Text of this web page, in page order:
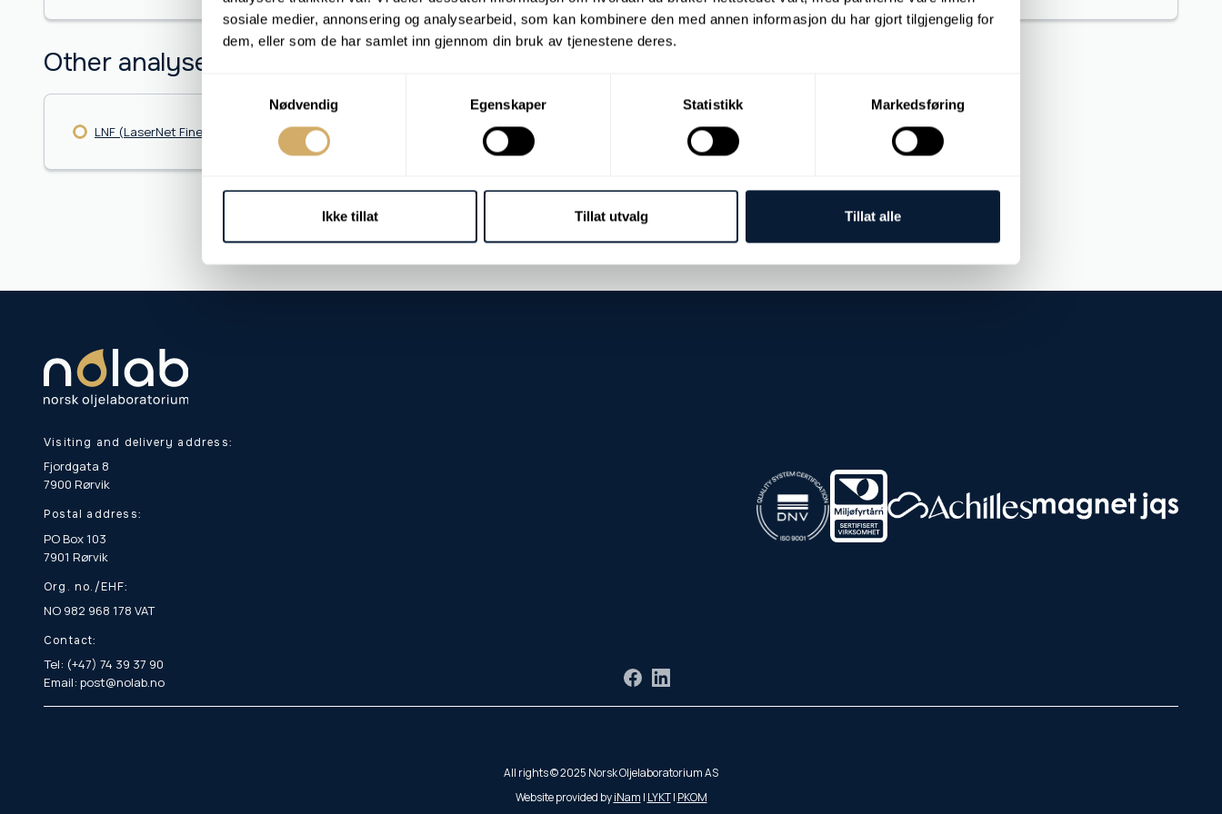
sosiale medier, annonsering og analysearbeid, som kan kombinere den med annen informasjon du har gjort tilgjengelig for
dem, eller som de har samlet inn gjennom din bruk av tjenestene deres.
Nødvendig
Egenskaper Statistikk Markedsføring
Ikke tillat Tillat utvalg Tillat alle
Other analyses
LNF (LaserNet Fines) MPC/Varnish Potential
Visiting and delivery address:
Fjordgata 8
7900 Rørvik
Postal address:
PO Box 103
7901 Rørvik
Org. no./EHF:
NO 982 968 178 VAT
Contact:
Tel: (+47) 74 39 37 90
Email: post@nolab.no
FacebookLinkedIn
All rights © 2025 Norsk Oljelaboratorium AS
Website provided byiNam | LYKT| PKOM